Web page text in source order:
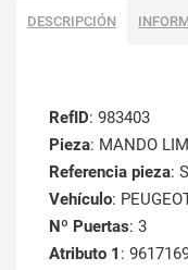
DESCRIPCIÓN
RefID: 983403
Pieza: MANDO
Referencia pieza:
Vehículo:
Nº Puertas: 3
Atributo 1 :